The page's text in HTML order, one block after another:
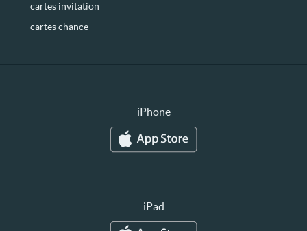
cartes invitation
cartes chance
iPhone
iPad